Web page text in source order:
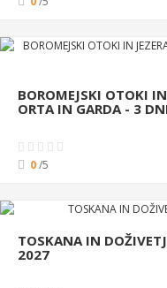
BOROMEJSKI OTOKI
ORTA IN GARDA - 3
0/5
TOSKANA IN
2027